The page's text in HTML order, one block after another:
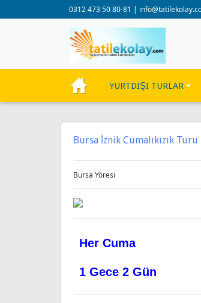
0312 473 50 80-81 |
YURTDIŞI TURLAR
Bursa İznik Cumalıkızık Turu
Bursa Yöresi
Her Cuma
1 Gece 2 Gün